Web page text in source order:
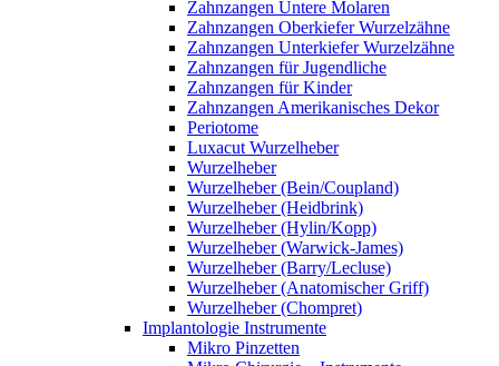
Zahnzangen Untere Molaren
Zahnzangen Oberkiefer Wurzelzähne
Zahnzangen Unterkiefer Wurzelzähne
Zahnzangen für Jugendliche
Zahnzangen für Kinder
Zahnzangen Amerikanisches Dekor
Periotome
Luxacut Wurzelheber
Wurzelheber
Wurzelheber (Bein/Coupland)
Wurzelheber (Heidbrink)
Wurzelheber (Hylin/Kopp)
Wurzelheber (Warwick-James)
Wurzelheber (Barry/Lecluse)
Wurzelheber (Anatomischer Griff)
Wurzelheber (Chompret)
Implantologie Instrumente
Mikro Pinzetten